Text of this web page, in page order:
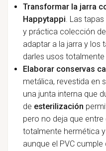
Transformar la jarra
Happytappi. Las
y práctica colección
adaptar a la jarra y los
darles usos
Elaborar conservas
metálica, revestida en
una junta interna que
de esterilización
pero no deja que entre
totalmente hermética
aunque el PVC